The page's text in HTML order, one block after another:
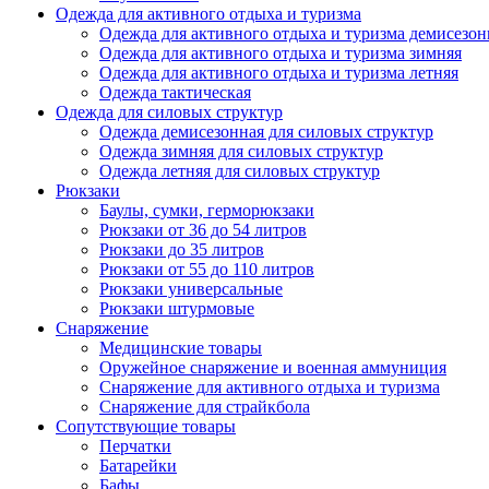
Одежда для активного отдыха и туризма
Одежда для активного отдыха и туризма
Одежда для активного отдыха и туризма зимняя
Одежда для активного отдыха и туризма летняя
Одежда тактическая
Одежда для силовых структур
Одежда демисезонная для силовых структур
Одежда зимняя для силовых структур
Одежда летняя для силовых структур
Рюкзаки
Баулы, сумки, герморюкзаки
Рюкзаки от 36 до 54 литров
Рюкзаки до 35 литров
Рюкзаки от 55 до 110 литров
Рюкзаки универсальные
Рюкзаки штурмовые
Снаряжение
Медицинские товары
Оружейное снаряжение и военная аммуниция
Снаряжение для активного отдыха и туризма
Снаряжение для страйкбола
Сопутствующие товары
Перчатки
Батарейки
Бафы